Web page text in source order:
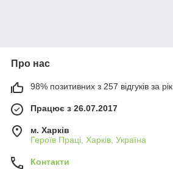
Про нас
98% позитивних з 257 відгуків за рік
Працює з 26.07.2017
м. Харків
Героїв Праці, Харків, Україна
Контакти